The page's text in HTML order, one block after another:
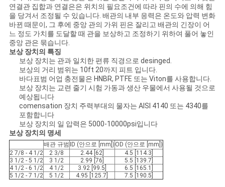
경
우
맵
PRIVACY
POLICY
연결관 집합과 연결은은 위치의 필요조건에 따라 핀의 수에 의해 힘
을 당겨서 조정될 수 있습니다. 배관의 내부 응력은 온도와 압력 변화
바뀐 때문이, 그 후에 중앙 관의 가위 핀은 잘리고 배관의 긴장이 어
느 정도 가치를 도달할 때 관을 보상하고 조정하기 위하여 풀어 놓인
중앙 관은 묶습니다.
보상 장치의 특징
보상 장치는 관과 일치한 편류 직경으로 desinged.
보상의 거리 범위는 10ft 20까지 피트 입니다.
바다표범 어업 충전물은 HNBR, PTFE 또는 Viton를 사용합니다.
보상 장치는 교련 줄기 시험 가동과 생산 우물에서 사용될 것으로
예상됩니다
comensation 장치 주력부대의 물자는 AISI 4140 또는 4340를
포함합니다
보상 장치의 일 압력은 5000-10000psi입니다
보상 장치의 명세
배관 규범 ID (안으로 [mm]) OD (안으로 [mm])
2 7/8 - 4 1/2
2 3/8 2.44 [62]
4.5 [114.3]
3 1/2 - 5 1/2
3 1/2 2.99 [76]
5.5 [139.7]
4 1/2 - 6 1/2
4 1/2 3.92 [99.5]
6.5 [165.1]
5 1/2 - 7 1/2
5 1/2 4.95 [125.7] 7.5 [190.5]